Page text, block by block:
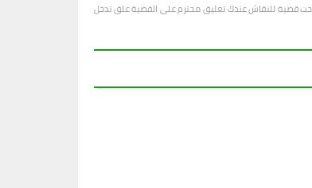
طرحت قضية للنقاش عندك تعليق محترم على القضية علق تدخل